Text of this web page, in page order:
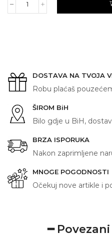
FC
DOSTAVA NA TVOJA
Robu plaćaš
ŠIROM BiH
Bilo gdje u BiH,
BRZA ISPORUKA
Nakon zaprimljene
MNOGE POGODNOSTI
Očekuj nove artikle i
━